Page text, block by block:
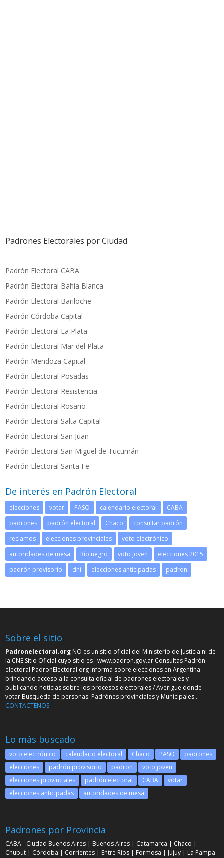
Padrones Electorales por Ciudad
Padrón Electoral CABA
Padrón Electoral Bahia Blanca
Padrón Electoral Bariloche
Padrón Córdoba Capital
Padrón Electoral La Plata
Padrón Electoral Mar del Plata
Padrón Mendoza Capital
Padrón Electoral Posadas
Padrón Electoral Resistencia
Padrón Electoral Rosario
Padrón Electoral Salta Capital
Padrón Electoral San Juan
Padrón Electoral San Miguel de Tucumán
Padrón Electoral Santa Fe
De interés en Padrón Electoral
elecciones votar PASO calendario electoral
CABA
padrones
padrón electoral Chaco
consultar padrón
reclamos
elecciones provinciales
voto electrónico
autoridades de mesa
Río negro voto joven
elecciones 2015
padrón provisorio
dni elecciones anticipadas padron
Sobre el sitio
Padronelectoral.org NO es un sitio oficial del Ministerio de Justicia ni de
la CNE Sitio Oficial cuyo sitio es :www.padron.gov.ar Consultas Padrón
electoral PadronElectoral.org informa sobre elecciones en Argentina
brindando acceso a la consulta oficial de padrones electorales y
publicando noticias sobre los procesos electorales / Averigue donde
votar Busqueda de personas. Padrónes provinciales y Municipales .
CONTACTENOS
Lo más buscado
voto electrónico calendario electoral Chaco PASO
padrones
elecciones
padrón provisorio padron
voto joven
elecciones provinciales
padrón electoral CABA
votar
elecciones anticipadas
autoridades de mesa
Padrones por Provincia
CABA - Ciudad Buenos Aires | Buenos Aires | Catamarca | Chaco |
Chubut | Córdoba | Corrientes | Entre Ríos | Formosa | Jujuy | La Pampa